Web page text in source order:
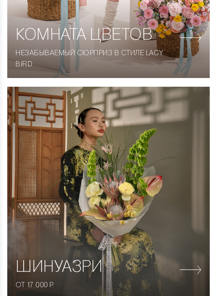
КОМНАТАЦВЕТОВ
НЕЗАБЫВАЕМЫЙ СЮРПРИЗ В СТИЛЕ LACY
BIRD
ШИНУАЗРИ
ОТ 17 000 Р.